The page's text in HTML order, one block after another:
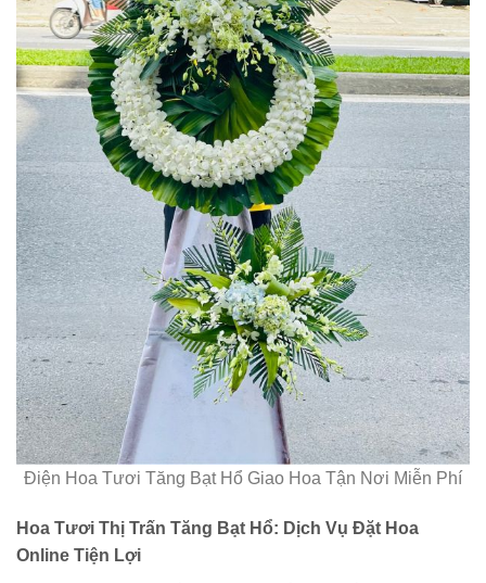
Điện Hoa Tươi Tăng Bạt Hổ Giao Hoa Tận Nơi Miễn Phí
Hoa Tươi Thị Trấn Tăng Bạt Hổ: Dịch Vụ Đặt Hoa
Online Tiện Lợi